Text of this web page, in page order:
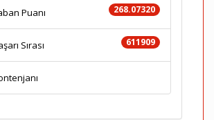
268.07320
Puanı
611909
Sırası